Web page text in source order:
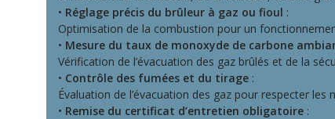
• Réglage précis du brûleur à gaz ou fioul :
Optimisation de la combustion pour un
• Mesure du taux de monoxyde de carbone
Vérification de l’évacuation des gaz brûlés et de la
• Contrôle des fumées et du tirage :
Évaluation de l’évacuation des gaz pour respecter les
• Remise du certificat d’entretien obligatoire :